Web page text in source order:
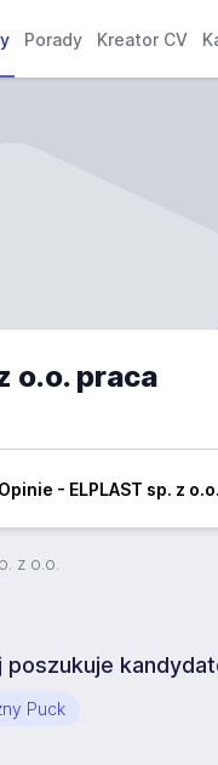
Porady Kreator CV
o.o. praca
Opinie - ELPLAST sp. z o.o.
z o.o.
poszukuje
Puck